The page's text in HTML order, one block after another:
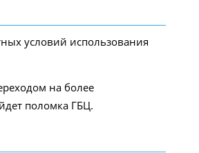
условий использования
на более
поломка ГБЦ.